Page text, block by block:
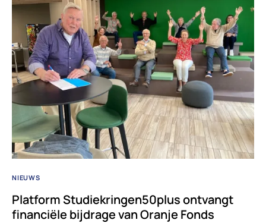
NIEUWS
Platform Studiekringen50plus ontvangt
financiële bijdrage van Oranje Fonds